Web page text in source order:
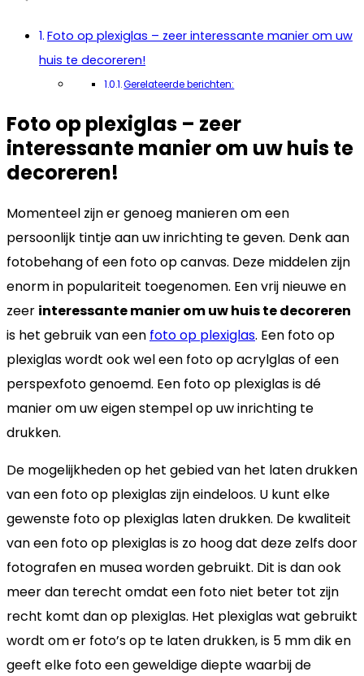
Foto op plexiglas – zeer interessante manier om uw
huis te decoreren!
Gerelateerde berichten:
Foto op plexiglas – zeer
interessante manier om uw huis te
decoreren!
Momenteel zijn er genoeg manieren om een
persoonlijk tintje aan uw inrichting te geven. Denk aan
fotobehang of een foto op canvas. Deze middelen zijn
enorm in populariteit toegenomen. Een vrij nieuwe en
zeer interessante manier om uw huis te decoreren
is het gebruik van een foto op plexiglas. Een foto op
plexiglas wordt ook wel een foto op acrylglas of een
perspexfoto genoemd. Een foto op plexiglas is dé
manier om uw eigen stempel op uw inrichting te
drukken.
De mogelijkheden op het gebied van het laten drukken
van een foto op plexiglas zijn eindeloos. U kunt elke
gewenste foto op plexiglas laten drukken. De kwaliteit
van een foto op plexiglas is zo hoog dat deze zelfs door
fotografen en musea worden gebruikt. Dit is dan ook
meer dan terecht omdat een foto niet beter tot zijn
recht komt dan op plexiglas. Het plexiglas wat gebruikt
wordt om er foto’s op te laten drukken, is 5 mm dik en
geeft elke foto een geweldige diepte waarbij de